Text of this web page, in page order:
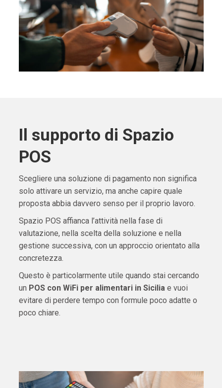
Il supporto di Spazio
POS
Scegliere una soluzione di pagamento non significa
solo attivare un servizio, ma anche capire quale
proposta abbia davvero senso per il proprio lavoro.
Spazio POS affianca l’attività nella fase di
valutazione, nella scelta della soluzione e nella
gestione successiva, con un approccio orientato alla
concretezza.
Questo è particolarmente utile quando stai cercando
un POS con WiFi per alimentari in Siciliae vuoi
evitare di perdere tempo con formule poco adatte o
poco chiare.